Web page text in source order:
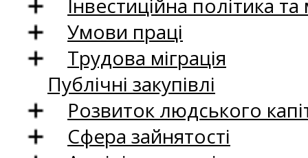
Інвестиційна політика
Умови праці
Трудова міграція
Публічні закупівлі
Розвиток людського
Сфера зайнятості